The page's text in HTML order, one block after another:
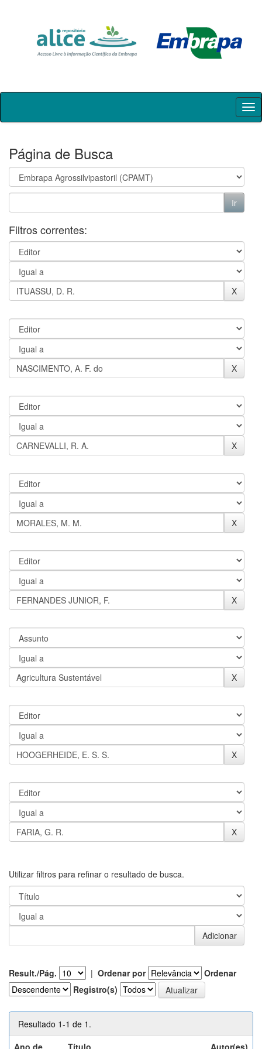
Skip
Página de Busca
Filtros correntes:
Utilizar filtros para refinar o resultado de busca.
Result./Pág. | Ordenar por
Ordenar
Registro(s)
Resultado 1-1 de 1.
Ano de
Título Autor(es)